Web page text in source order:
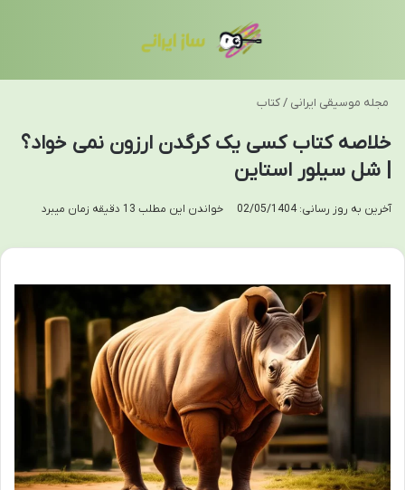
مجله موسیقی ایرانی /کتاب
خلاصه کتاب کسی یک کرگدن ارزون نمی خواد؟
| شل سیلور استاین
آخرین به روز رسانی: 02/05/1404 خواندن این مطلب 13 دقیقه زمان میبرد